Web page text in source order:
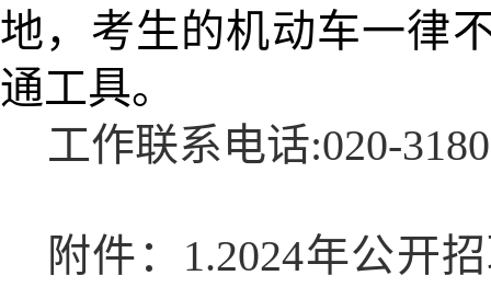
地，考生的机动车一律
通工具。
工作联系电话:020-
附件：1.2024年公开